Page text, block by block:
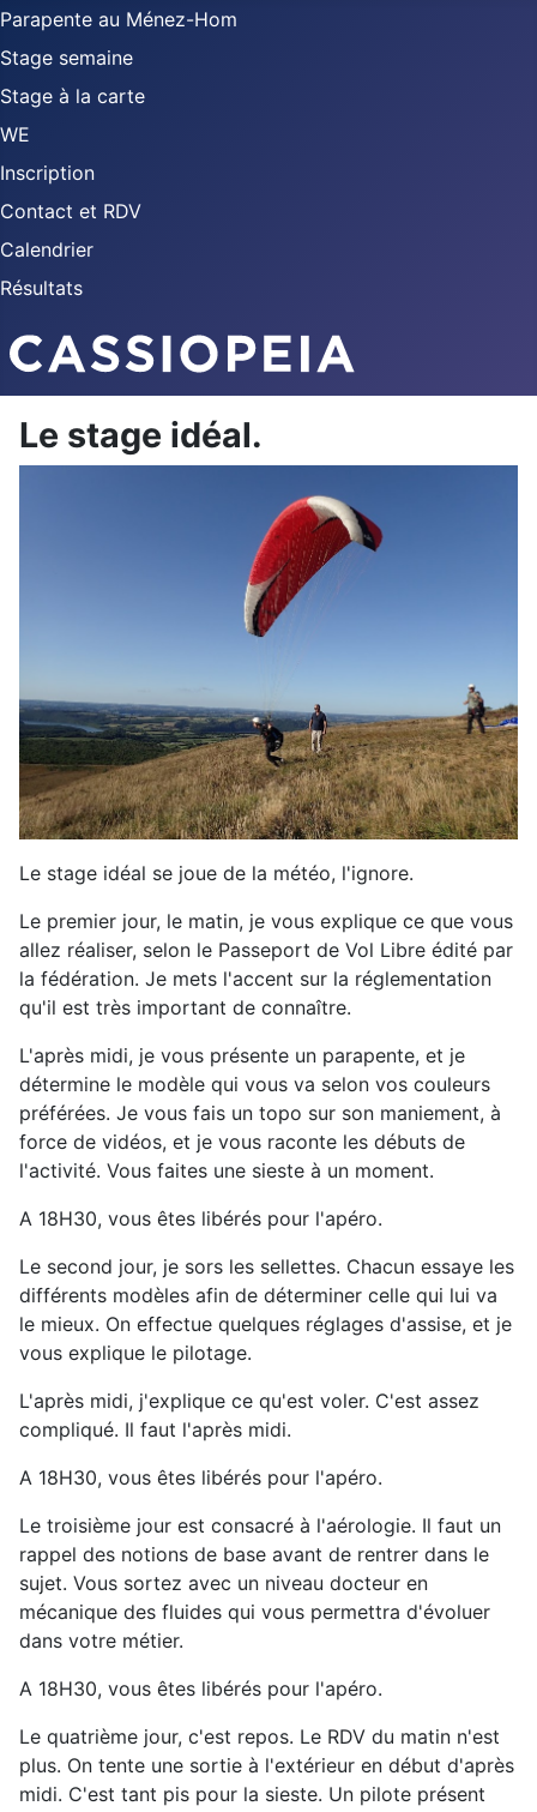
Parapente au Ménez-Hom
Stage semaine
Stage à la carte
WE
Inscription
Contact et RDV
Calendrier
Résultats
Le stage idéal.
Le stage idéal se joue de la météo, l'ignore.
Le premier jour, le matin, je vous explique ce que vous
allez réaliser, selon le Passeport de Vol Libre édité par
la fédération. Je mets l'accent sur la réglementation
qu'il est très important de connaître.
L'après midi, je vous présente un parapente, et je
détermine le modèle qui vous va selon vos couleurs
préférées. Je vous fais un topo sur son maniement, à
force de vidéos, et je vous raconte les débuts de
l'activité. Vous faites une sieste à un moment.
A 18H30, vous êtes libérés pour l'apéro.
Le second jour, je sors les sellettes. Chacun essaye les
différents modèles afin de déterminer celle qui lui va
le mieux. On effectue quelques réglages d'assise, et je
vous explique le pilotage.
L'après midi, j'explique ce qu'est voler. C'est assez
compliqué. Il faut l'après midi.
A 18H30, vous êtes libérés pour l'apéro.
Le troisième jour est consacré à l'aérologie. Il faut un
rappel des notions de base avant de rentrer dans le
sujet. Vous sortez avec un niveau docteur en
mécanique des fluides qui vous permettra d'évoluer
dans votre métier.
A 18H30, vous êtes libérés pour l'apéro.
Le quatrième jour, c'est repos. Le RDV du matin n'est
plus. On tente une sortie à l'extérieur en début d'après
midi. C'est tant pis pour la sieste. Un pilote présent